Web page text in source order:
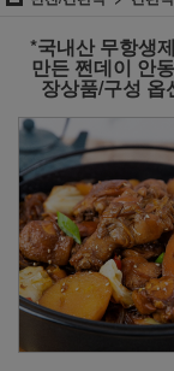
*국내산 무항생
만든 쩐데이 안
장상품/구성 옵